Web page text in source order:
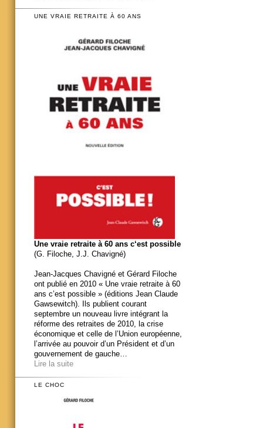
UNE VRAIE RETRAITE À 60 ANS
Une vraie retraite à 60 ans c‘est possible
(G. Filoche, J.J. Chavigné)
Jean-Jacques Chavigné et Gérard Filoche
ont publié en 2010 « Une vraie retraite à 60
ans c’est possible » (éditions Jean Claude
Gawsewitch). Ils publient courant
septembre un nouveau livre intégrant la
réforme des retraites de 2010, la crise
économique et celle de l’Union européenne,
l’arrivée au pouvoir d’un Président et d’un
gouvernement de gauche…
Lire la suite
LE CHOC